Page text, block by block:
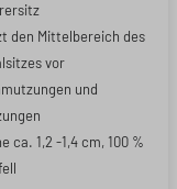
den Mittelbereich des
vor
und
ca. 1,2 -1,4 cm, 100 %